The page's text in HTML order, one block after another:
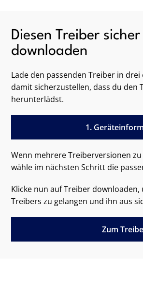
Diesen Treiber
downloaden
Lade den passenden Treiber in
damit sicherzustellen, dass du den
herunterlädst.
1.
Wenn mehrere Treiberversionen
wähle im nächsten Schritt die
Klicke nun auf Treiber
Treibers zu gelangen und ihn aus
Zum